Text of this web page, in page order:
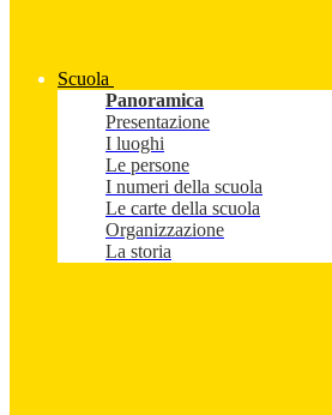
Scuola
Panoramica
Presentazione
I luoghi
Le persone
I numeri della scuola
Le carte della scuola
Organizzazione
La storia